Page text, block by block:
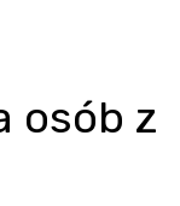
osób z